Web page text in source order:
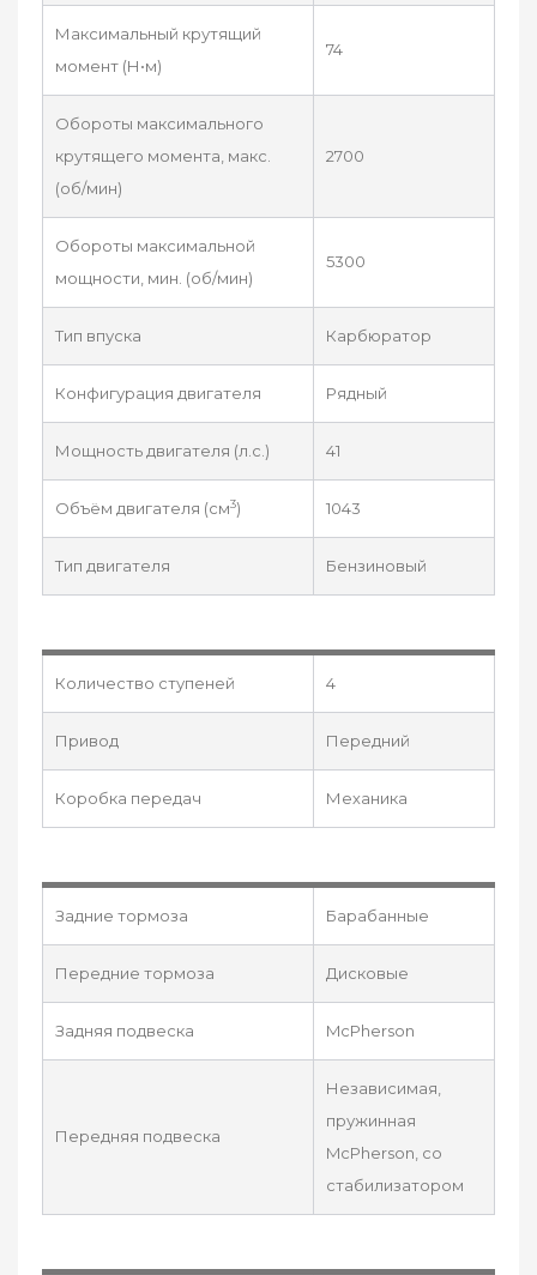
Максимальный крутящий
момент (Н•м)
74
Обороты максимального
крутящего момента, макс.
(об/мин)
2700
Обороты максимальной
мощности, мин. (об/мин)
5300
Тип впуска Карбюратор
Конфигурация двигателя Рядный
Мощность двигателя (л.с.) 41
Объём двигателя (см3) 1043
Тип двигателя Бензиновый
Количество ступеней 4
Привод Передний
Коробка передач Механика
Задние тормоза Барабанные
Передние тормоза Дисковые
Задняя подвеска McPherson
Передняя подвеска
Независимая,
пружинная
McPherson, со
стабилизатором